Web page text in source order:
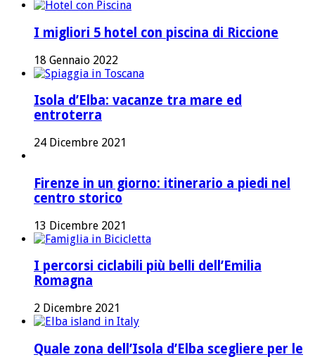
I migliori 5 hotel con piscina di Riccione
18 Gennaio 2022
Isola d’Elba: vacanze tra mare ed
entroterra
24 Dicembre 2021
Firenze in un giorno: itinerario a piedi nel
centro storico
13 Dicembre 2021
I percorsi ciclabili più belli dell’Emilia
Romagna
2 Dicembre 2021
Quale zona dell’Isola d’Elba scegliere per le